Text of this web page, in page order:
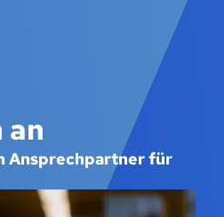
an
Ansprechpartner für